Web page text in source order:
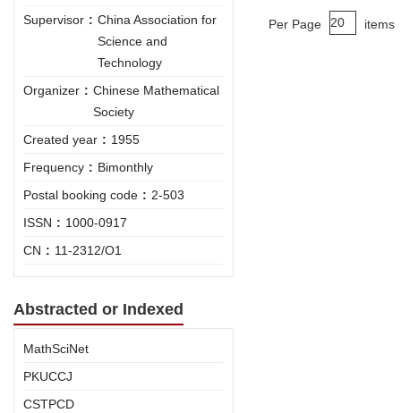
Supervisor : China Association for
Science and
Technology
Organizer : Chinese Mathematical
Society
Created year : 1955
Frequency : Bimonthly
Postal booking code : 2-503
ISSN : 1000-0917
CN : 11-2312/O1
Abstracted or Indexed
MathSciNet
PKUCCJ
CSTPCD
Per Page items